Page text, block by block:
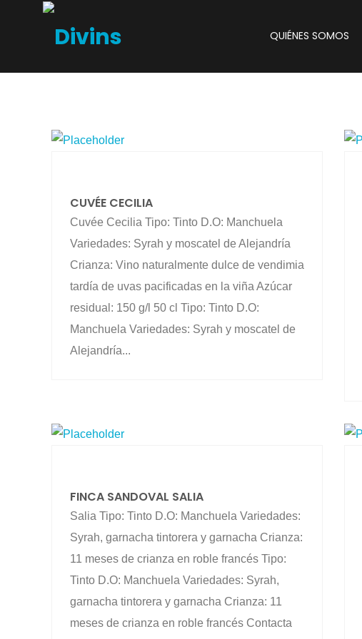
QUIÉNES SOMOS
CUVÉE CECILIA
Cuvée Cecilia Tipo: Tinto D.O: Manchuela
Variedades: Syrah y moscatel de Alejandría
Crianza: Vino naturalmente dulce de vendimia
tardía de uvas pacificadas en la viña Azúcar
residual: 150 g/l 50 cl Tipo: Tinto D.O:
Manchuela Variedades: Syrah y moscatel de
Alejandría...
FINCA SANDOVAL SALIA
Salia Tipo: Tinto D.O: Manchuela Variedades:
Syrah, garnacha tintorera y garnacha Crianza:
11 meses de crianza en roble francés Tipo:
Tinto D.O: Manchuela Variedades: Syrah,
garnacha tintorera y garnacha Crianza: 11
meses de crianza en roble francés Contacta